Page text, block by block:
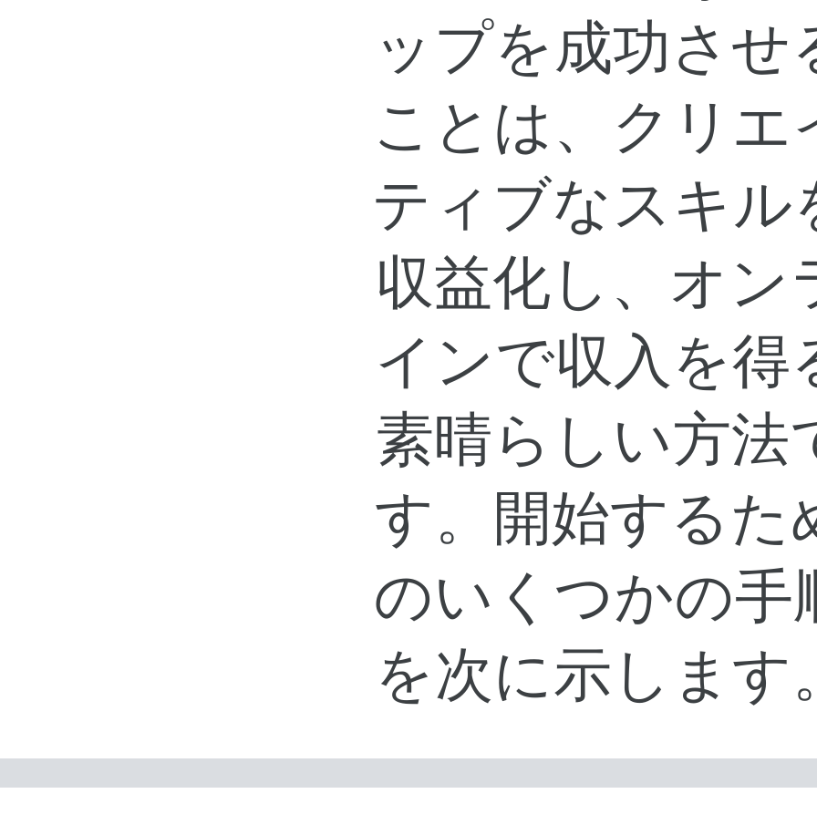
ップを成功させ
ことは、クリエ
ティブなスキル
収益化し、オン
インで収入を得
素晴らしい方法
す。開始するた
のいくつかの手
を次に示します。